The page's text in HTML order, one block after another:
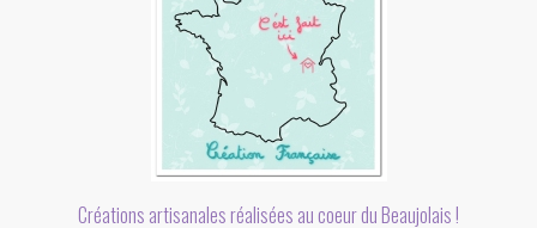
Créations artisanales réalisées au coeur du Beaujolais !